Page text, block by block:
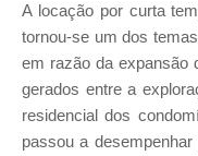
A locação por curta
tornou-se um dos
em razão da expansão
gerados entre a
residencial dos
passou a